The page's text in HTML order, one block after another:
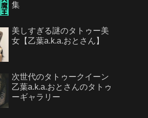
集
美しすぎる謎のタトゥー美
女【乙葉a.k.a.おとさん】
次世代のタトゥークイーン
乙葉a.k.a.おとさんのタトゥ
ーギャラリー